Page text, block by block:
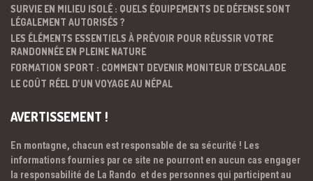
SURVIE EN MILIEU ISOLÉ : QUELS ÉQUIPEMENTS DE DÉFENSE SONT
LÉGALEMENT AUTORISÉS ?
LES ÉLÉMENTS ESSENTIELS À PRÉVOIR POUR RÉUSSIR VOTRE
RANDONNÉE EN PLEINE NATURE
FORMATION SPORT : COMMENT DEVENIR MONITEUR D’ESCALADE
LE COÛT RÉEL D’UN VOYAGE AU NÉPAL
AVERTISSEMENT !
En montagne, chacun est responsable de sa sécurité ! Les
informations fournies par ce site ne pourront en aucun cas engager
la responsabilité de La Rando et des personnes qui participent au